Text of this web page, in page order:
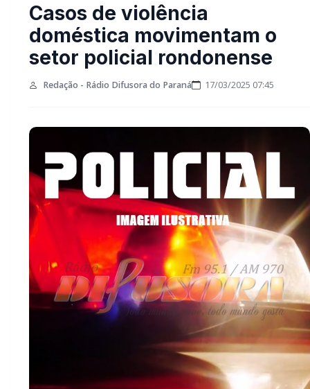
Casos de violência
doméstica movimentam o
setor policial rondonense
Redação - Rádio Difusora do Paraná 17/03/2025 07:45